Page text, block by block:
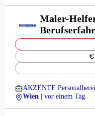
Maler-
€
AKZENTE
Wien
| vor einem Tag